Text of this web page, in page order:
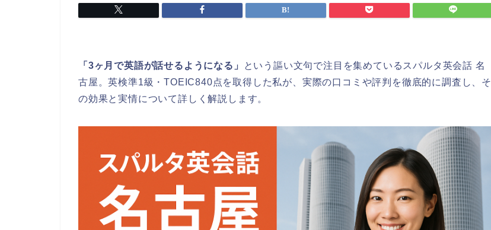
「3ヶ月で英語が話せるようになる」
という謳い文句で注目を集めているスパルタ英会話 名
古屋。英検準1級・TOEIC840点を取得した私が、実際の口コミや評判を徹底的に調査し、そ
の効果と実情について詳しく解説します。